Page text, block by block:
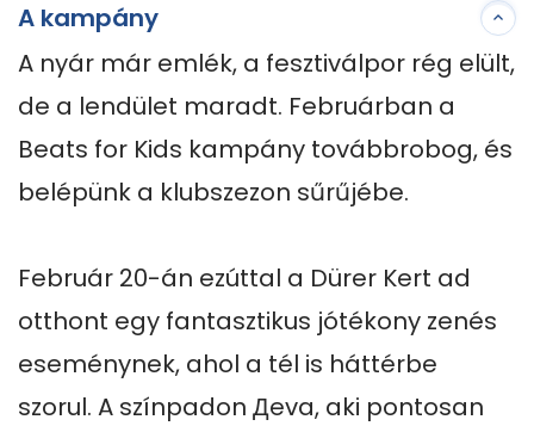
A kampány
A nyár már emlék, a fesztiválpor rég elült,
de a lendület maradt. Februárban a
Beats for Kids kampány továbbrobog, és
belépünk a klubszezon sűrűjébe.
Február 20-án ezúttal a Dürer Kert ad
otthont egy fantasztikus jótékony zenés
eseménynek, ahol a tél is háttérbe
szorul. A színpadon Дeva, aki pontosan